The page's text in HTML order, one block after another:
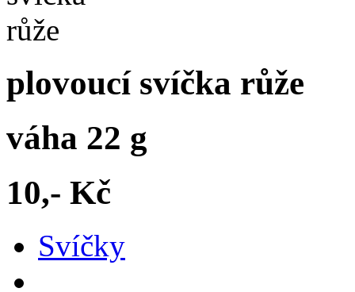
plovoucí svíčka růže
váha 22 g
10,- Kč
Svíčky